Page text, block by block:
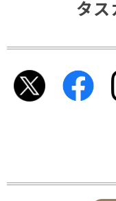
タス